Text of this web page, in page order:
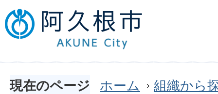
現在のページ ホーム 組織から